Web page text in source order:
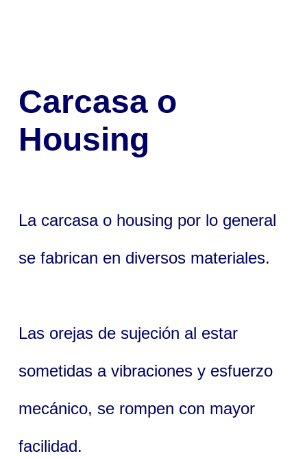
Carcasa o
Housing
La carcasa o housing por lo general
se fabrican en diversos materiales.
Las orejas de sujeción al estar
sometidas a vibraciones y esfuerzo
mecánico, se rompen con mayor
facilidad.